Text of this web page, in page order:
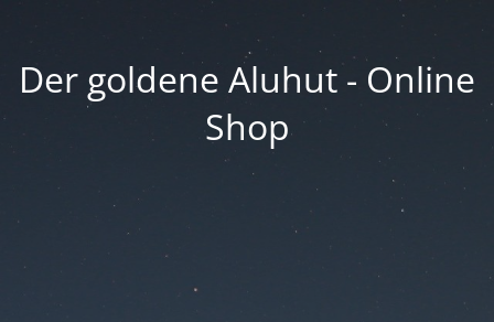
Der goldene Aluhut - Online
Shop